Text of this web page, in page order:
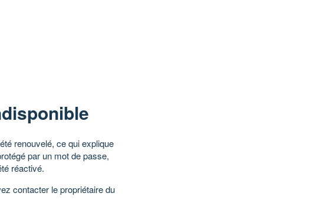
renouvelé, ce qui explique
par un mot de passe,
réactivé.
contacter le propriétaire du